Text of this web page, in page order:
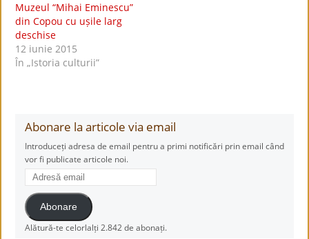
Muzeul “Mihai Eminescu”
din Copou cu ușile larg
deschise
12 iunie 2015
În „Istoria culturii”
Abonare la articole via email
Introduceți adresa de email pentru a primi notificări prin email când
vor fi publicate articole noi.
Adresă
email
Abonare
Alătură-te celorlalți 2.842 de abonați.